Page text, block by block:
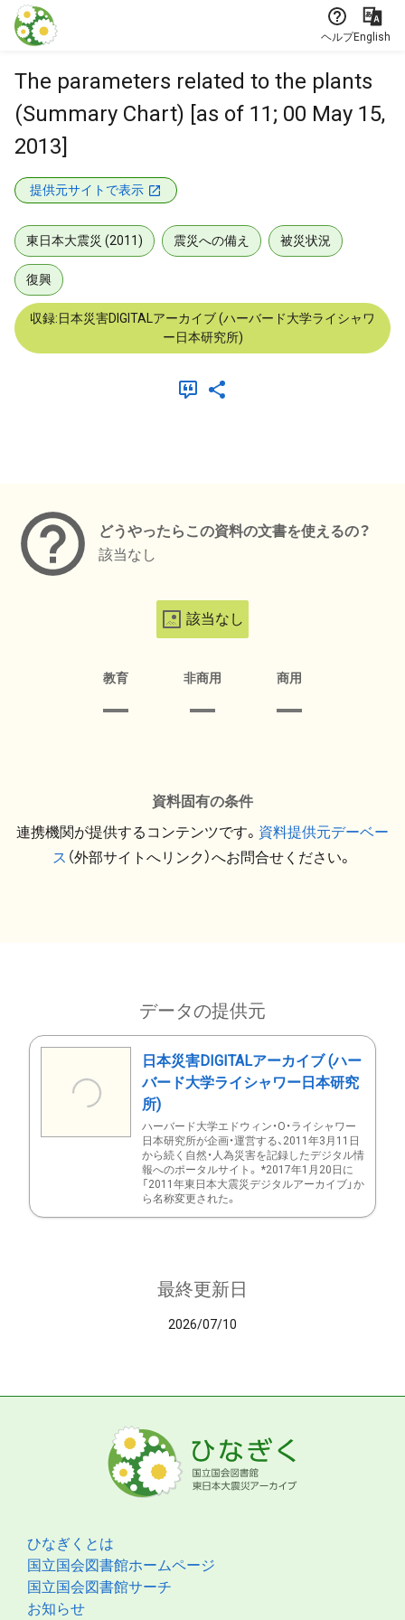
本文に飛ぶ
ヘルプEnglish
The parameters related to the plants
(Summary Chart) [as of 11; 00 May 15,
2013]
提供元サイトで表示
東日本大震災 (2011) 震災への備え 被災状況
復興
収録:日本災害DIGITALアーカイブ (ハーバード大学ライシャワ
ー日本研究所)
どうやったらこの資料の文書を使えるの？
該当なし
該当なし
教育 非商用 商用
資料固有の条件
連携機関が提供するコンテンツです。 資料提供元デーベー
ス （外部サイトへリンク）へお問合せください。
データの提供元
日本災害DIGITALアーカイブ (ハー
バード大学ライシャワー日本研究
所)
ハーバード大学エドウィン・O・ライシャワー
日本研究所が企画・運営する、2011年3月11日
から続く自然・人為災害を記録したデジタル情
報へのポータルサイト。 *2017年1月20日に
「2011年東日本大震災デジタルアーカイブ」か
ら名称変更された。
最終更新日
2026/07/10
ひなぎくとは
国立国会図書館ホームページ
国立国会図書館サーチ
お知らせ